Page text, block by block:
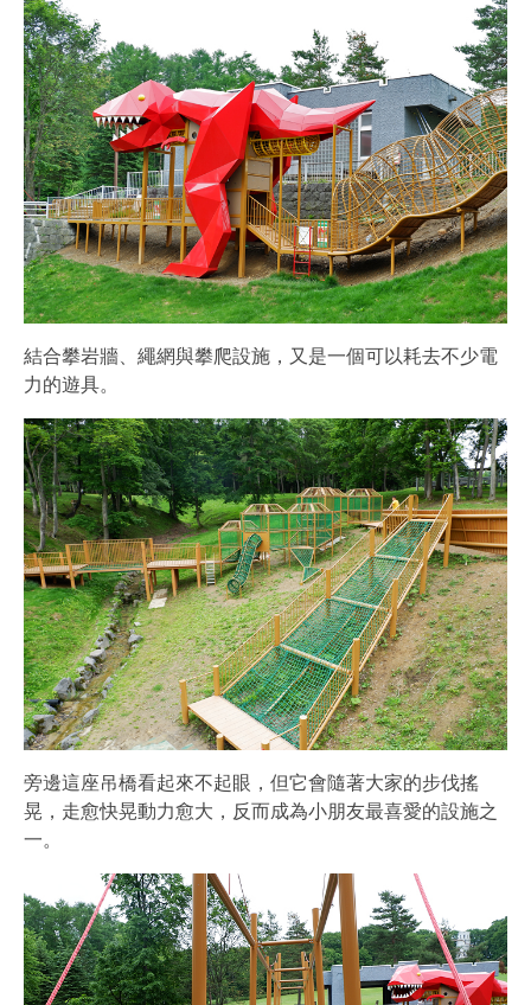
結合攀岩牆、繩網與攀爬設施，又是一個可以耗去不少電
力的遊具。
旁邊這座吊橋看起來不起眼，但它會隨著大家的步伐搖
晃，走愈快晃動力愈大，反而成為小朋友最喜愛的設施之
一。